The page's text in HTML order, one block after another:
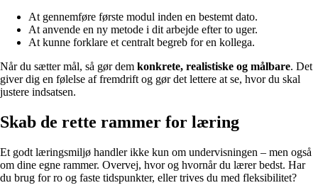
At gennemføre første modul inden en bestemt dato.
At anvende en ny metode i dit arbejde efter to uger.
At kunne forklare et centralt begreb for en kollega.
Når du sætter mål, så gør dem konkrete, realistiske og målbare. Det
giver dig en følelse af fremdrift og gør det lettere at se, hvor du skal
justere indsatsen.
Skab de rette rammer for læring
Et godt læringsmiljø handler ikke kun om undervisningen – men også
om dine egne rammer. Overvej, hvor og hvornår du lærer bedst. Har
du brug for ro og faste tidspunkter, eller trives du med fleksibilitet?